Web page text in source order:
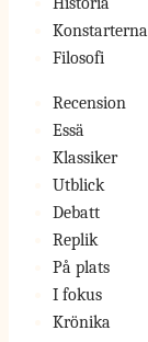
Konstarterna
Filosofi
Recension
Essä
Klassiker
Utblick
Debatt
Replik
På plats
I fokus
Krönika